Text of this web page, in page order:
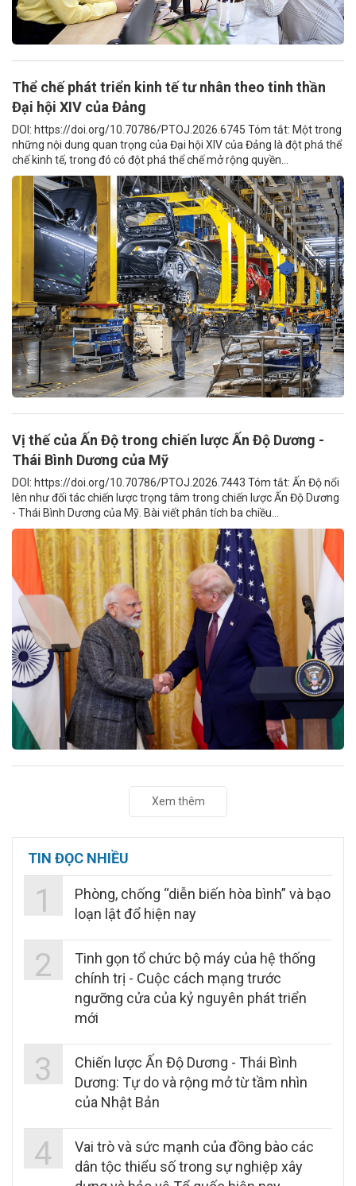
Thể chế phát triển kinh tế tư nhân theo tinh thần
Đại hội XIV của Đảng
DOI: https://doi.org/10.70786/PTOJ.2026.6745 Tóm tắt: Một trong
những nội dung quan trọng của Đại hội XIV của Đảng là đột phá thể
chế kinh tế, trong đó có đột phá thể chế mở rộng quyền...
Vị thế của Ấn Độ trong chiến lược Ấn Độ Dương -
Thái Bình Dương của Mỹ
DOI: https://doi.org/10.70786/PTOJ.2026.7443 Tóm tắt: Ấn Độ nổi
lên như đối tác chiến lược trọng tâm trong chiến lược Ấn Độ Dương
- Thái Bình Dương của Mỹ. Bài viết phân tích ba chiều...
Xem thêm
TIN ĐỌC NHIỀU
1
Phòng, chống “diễn biến hòa bình” và bạo
loạn lật đổ hiện nay
2
Tinh gọn tổ chức bộ máy của hệ thống
chính trị - Cuộc cách mạng trước
ngưỡng cửa của kỷ nguyên phát triển
mới
3
Chiến lược Ấn Độ Dương - Thái Bình
Dương: Tự do và rộng mở từ tầm nhìn
của Nhật Bản
4
Vai trò và sức mạnh của đồng bào các
dân tộc thiểu số trong sự nghiệp xây